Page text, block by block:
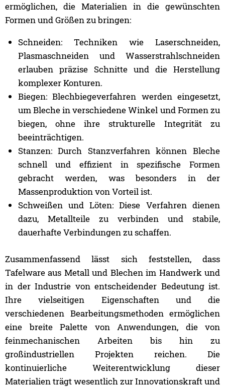
ermöglichen, die Materialien in die gewünschten
Formen und Größen zu bringen:
Schneiden: Techniken wie Laserschneiden,
Plasmaschneiden und Wasserstrahlschneiden
erlauben präzise Schnitte und die Herstellung
komplexer Konturen.
Biegen: Blechbiegeverfahren werden eingesetzt,
um Bleche in verschiedene Winkel und Formen zu
biegen, ohne ihre strukturelle Integrität zu
beeinträchtigen.
Stanzen: Durch Stanzverfahren können Bleche
schnell und effizient in spezifische Formen
gebracht werden, was besonders in der
Massenproduktion von Vorteil ist.
Schweißen und Löten: Diese Verfahren dienen
dazu, Metallteile zu verbinden und stabile,
dauerhafte Verbindungen zu schaffen.
Zusammenfassend lässt sich feststellen, dass
Tafelware aus Metall und Blechen im Handwerk und
in der Industrie von entscheidender Bedeutung ist.
Ihre vielseitigen Eigenschaften und die
verschiedenen Bearbeitungsmethoden ermöglichen
eine breite Palette von Anwendungen, die von
feinmechanischen Arbeiten bis hin zu
großindustriellen Projekten reichen. Die
kontinuierliche Weiterentwicklung dieser
Materialien trägt wesentlich zur Innovationskraft und